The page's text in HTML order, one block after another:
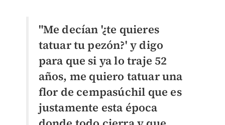
"Me decían '¿te quieres
tatuar tu pezón?' y digo
para que si ya lo traje 52
años, me quiero tatuar una
flor de cempasúchil que es
justamente esta época